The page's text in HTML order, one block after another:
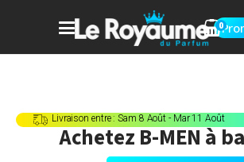
0
Livraison entre : Sam 8 Août - Mar 11 Août
AchetezB-MENà